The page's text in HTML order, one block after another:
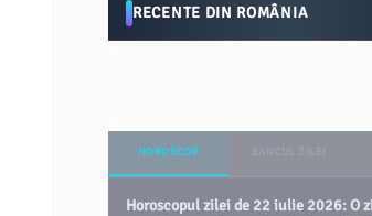
RECENTE DIN ROMÂNIA
HOROSCOP
Horoscopul zilei de 22 iulie 2026: O